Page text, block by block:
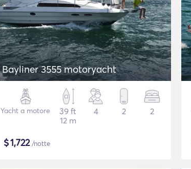
Bayliner 3555 motoryacht
Yacht a motore
39 ft
12 m
4 2 2
$1,722/notte